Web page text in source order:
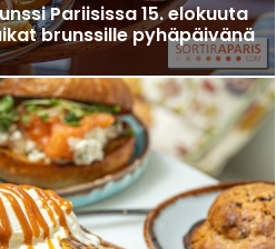
Pariisissa 15. elokuuta
brunssille pyhäpäivänä